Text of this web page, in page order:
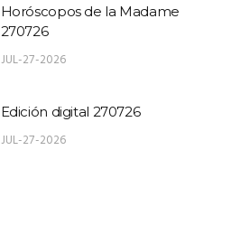
Horóscopos de la Madame
270726
JUL-27-2026
Edición digital 270726
JUL-27-2026